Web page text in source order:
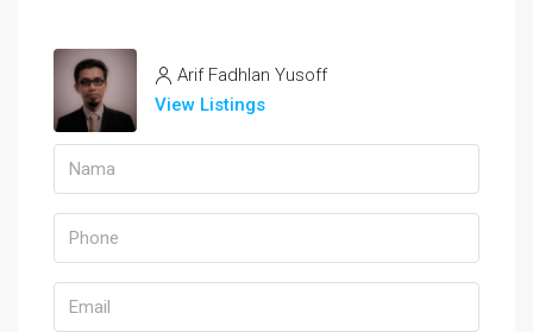
Arif Fadhlan Yusoff
View Listings